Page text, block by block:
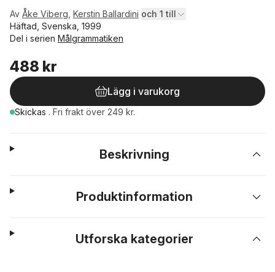
Av Åke Viberg Kerstin Ballardini och 1 till
Häftad, Svenska, 1999
Del i serien Målgrammatiken
488 kr
Lägg i varukorg
Skickas . Fri frakt över 249 kr.
Beskrivning
Produktinformation
Utforska kategorier